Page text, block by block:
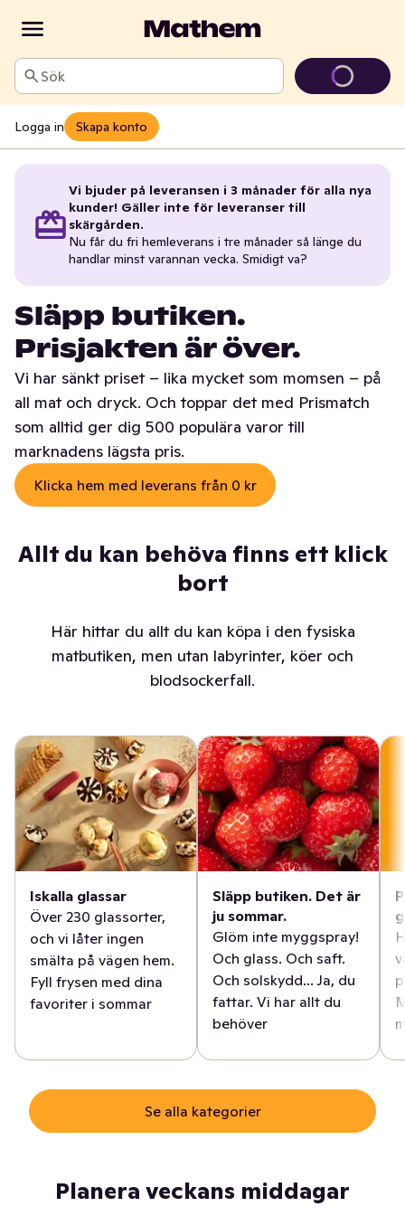
Sök
Logga in Skapa konto
Vi bjuder på leveransen i 3 månader för alla nya
kunder! Gäller inte för leveranser till
skärgården.
Nu får du fri hemleverans i tre månader så länge du
handlar minst varannan vecka. Smidigt va?
Släpp butiken.
Prisjakten är över.
Vi har sänkt priset – lika mycket som momsen – på
all mat och dryck. Och toppar det med Prismatch
som alltid ger dig 500 populära varor till
marknadens lägsta pris.
Klicka hem med leverans från 0 kr
Allt du kan behöva finns ett klick
bort
Här hittar du allt du kan köpa i den fysiska
matbutiken, men utan labyrinter, köer och
blodsockerfall.
Iskalla glassar
Över 230 glassorter,
och vi låter ingen
smälta på vägen hem.
Fyll frysen med dina
favoriter i sommar
Släpp butiken. Det är
ju sommar.
Glöm inte myggspray!
Och glass. Och saft.
Och solskydd... Ja, du
fattar. Vi har allt du
behöver
Se alla kategorier
Planera veckans middagar